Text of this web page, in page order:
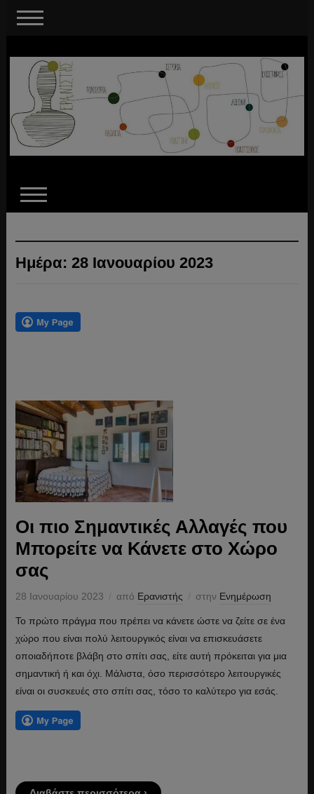
Ημέρα: 28 Ιανουαρίου 2023
Οι πιο Σημαντικές Αλλαγές που
Μπορείτε να Κάνετε στο Χώρο
σας
28 Ιανουαρίου 2023 από Ερανιστής στην Ενημέρωση
Το πρώτο πράγμα που πρέπει να κάνετε ώστε να ζείτε σε ένα
χώρο που είναι πολύ λειτουργικός είναι να επισκευάσετε
οποιαδήποτε βλάβη στο σπίτι σας, είτε αυτή πρόκειται για μια
σημαντική ή και όχι. Μάλιστα, όσο περισσότερο λειτουργικές
είναι οι συσκευές στο σπίτι σας, τόσο το καλύτερο για εσάς.